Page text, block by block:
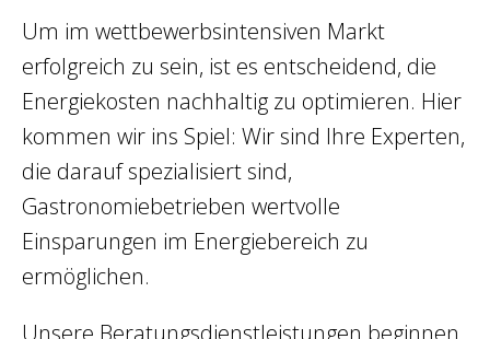
Um im wettbewerbsintensiven Markt
erfolgreich zu sein, ist es entscheidend, die
Energiekosten nachhaltig zu optimieren. Hier
kommen wir ins Spiel: Wir sind Ihre Experten,
die darauf spezialisiert sind,
Gastronomiebetrieben wertvolle
Einsparungen im Energiebereich zu
ermöglichen.
Unsere Beratungsdienstleistungen beginnen